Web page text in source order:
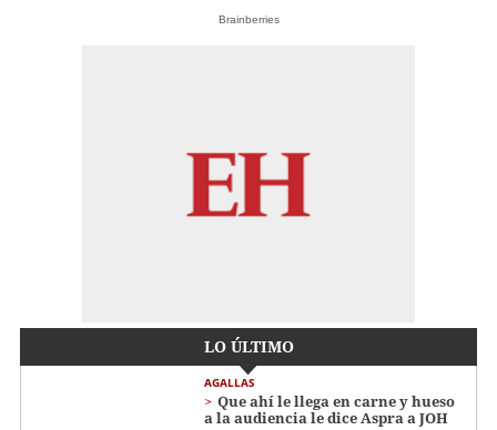
Brainberries
LO ÚLTIMO
AGALLAS
Que ahí le llega en carne y hueso
a la audiencia le dice Aspra a JOH